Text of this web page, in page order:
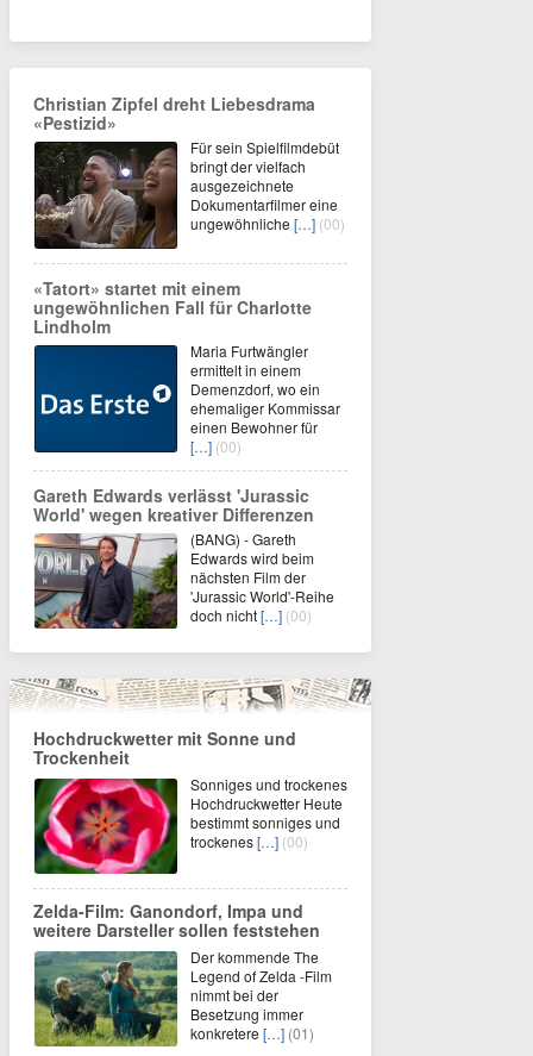
Christian Zipfel dreht Liebesdrama
«Pestizid»
Für sein Spielfilmdebüt
bringt der vielfach
ausgezeichnete
Dokumentarfilmer eine
ungewöhnliche […] (00)
«Tatort» startet mit einem
ungewöhnlichen Fall für Charlotte
Lindholm
Maria Furtwängler
ermittelt in einem
Demenzdorf, wo ein
ehemaliger Kommissar
einen Bewohner für
[…] (00)
Gareth Edwards verlässt 'Jurassic
World' wegen kreativer Differenzen
(BANG) - Gareth
Edwards wird beim
nächsten Film der
'Jurassic World'-Reihe
doch nicht[…] (00)
Hochdruckwetter mit Sonne und
Trockenheit
Sonniges und trockenes
Hochdruckwetter Heute
bestimmt sonniges und
trockenes[…] (00)
Zelda-Film: Ganondorf, Impa und
weitere Darsteller sollen feststehen
Der kommende The
Legend of Zelda -Film
nimmt bei der
Besetzung immer
konkretere […] (01)